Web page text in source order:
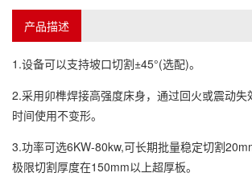
产品描述
1.设备可以支持坡口切割±45°(选配)。
2.采用卯榫焊接高强度床身，通过回火或震动
时间使用不变形。
3.功率可选6KW-80kw,可长期批量稳定切割
极限切割厚度在150mm以上超厚板。